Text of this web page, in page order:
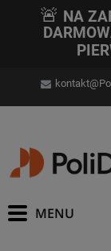
🚨 NA